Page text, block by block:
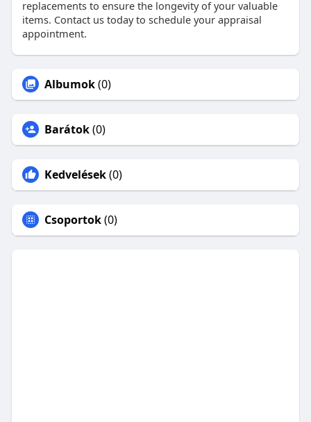
replacements to ensure the longevity of your valuable
items. Contact us today to schedule your appraisal
appointment.
Albumok(0)
Barátok(0)
Kedvelések(0)
Csoportok(0)